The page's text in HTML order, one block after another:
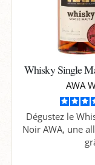
Whisky Single
AWA
Dégustez le
Noir AWA, une